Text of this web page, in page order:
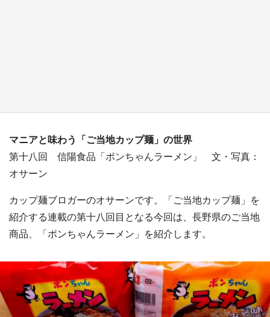
マニアと味わう「ご当地カップ麺」の世界
第十八回 信陽食品「ポンちゃんラーメン」 文・写真：
オサーン
カップ麺ブロガーのオサーンです。「ご当地カップ麺」を
紹介する連載の第十八回目となる今回は、長野県のご当地
商品、「ポンちゃんラーメン」を紹介します。